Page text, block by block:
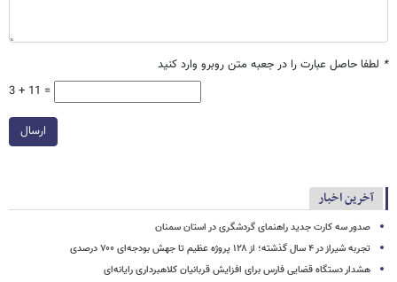
* لطفا حاصل عبارت را در جعبه متن روبرو وارد کنید
3 + 11 =
ارسال
آخرین اخبار
صدور سه کارت جدید راهنمای گردشگری در استان سمنان
تجربه شیراز در ۴ سال گذشته؛ از ۱۲۸ پروژه عظیم تا جهش بودجه‌ای ۷۰۰ درصدی
هشدار دستگاه قضایی فارس برای افزایش قربانیان کلاهبرداری رایانه‌ای